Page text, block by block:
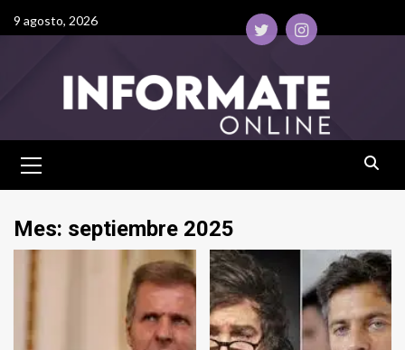
9 agosto, 2026
Mes: septiembre 2025